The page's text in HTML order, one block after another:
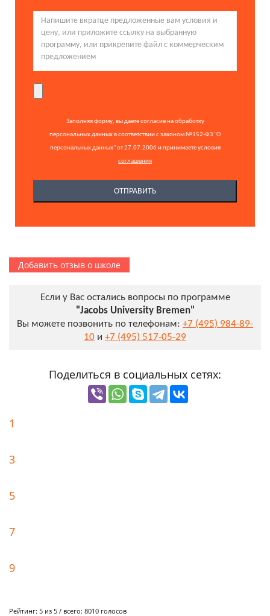
Заполняя форму, вы даете согласие на обработку
персональных данных в соответствии с законом №152-ФЗ "О
персональных данных" от 27.07.2006 и принимаете условия
соглашения
Добавить отзыв о школе
Если у Вас остались вопросы по программе
"Jacobs University Bremen"
Вы можете позвонить по телефонам: +7 (495) 984-89-
10 и +7 (495) 517-05-29
Поделиться в социальных сетях:
1
3
5
7
9
Рейтинг: 5 из 5 / всего: 8010 голосов